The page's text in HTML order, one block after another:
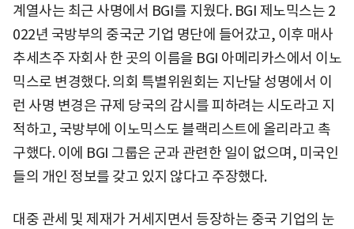
계열사는 최근 사명에서 BGI를 지웠다. BGI 제노믹스는 2
022년 국방부의 중국군 기업 명단에 들어갔고, 이후 매사
추세츠주 자회사 한 곳의 이름을 BGI 아메리카스에서 이노
믹스로 변경했다. 의회 특별위원회는 지난달 성명에서 이
런 사명 변경은 규제 당국의 감시를 피하려는 시도라고 지
적하고, 국방부에 이노믹스도 블랙리스트에 올리라고 촉
구했다. 이에 BGI 그룹은 군과 관련한 일이 없으며, 미국인
들의 개인 정보를 갖고 있지 않다고 주장했다.
대중 관세 및 제재가 거세지면서 등장하는 중국 기업의 눈